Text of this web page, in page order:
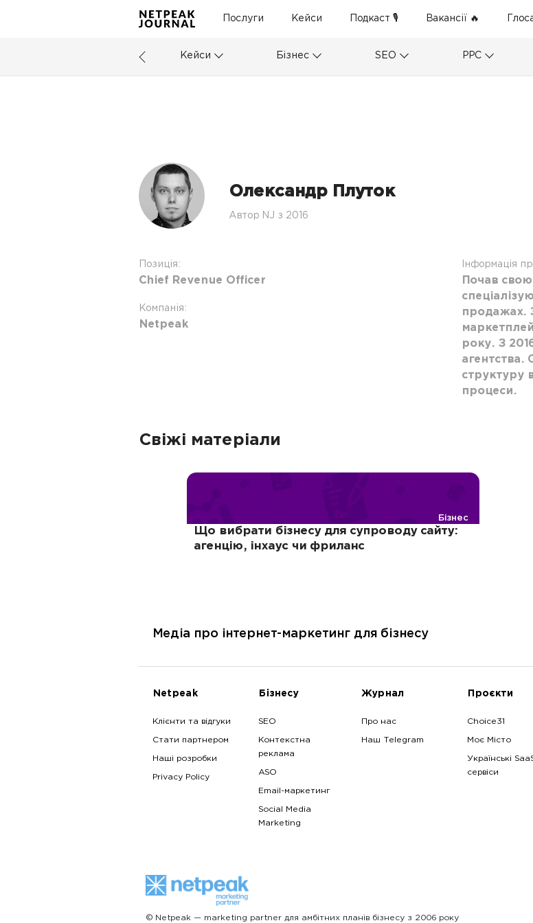
Послуги Кейси Подкаст 🎙 Вакансії 🔥
Кейси Бізнес SEO PPC
Олександр Плуток
Автор NJ з 2016
Позиція:
Chief Revenue Officer
Компанія:
Netpeak
Інформація
Почав свою
продажах.
року. З
структуру
процеси.
Свіжі матеріали
Бізнес
Що вибрати бізнесу для супроводу сайту:
агенцію, інхаус чи фриланс
Медіа про інтернет-маркетинг для бізнесу
Netpeak
Клієнти та відгуки
Стати партнером
Наші розробки
Privacy Policy
Бізнесу
SEO
Контекстна
реклама
ASO
Email-маркетинг
Social Media
Marketing
Журнал
Про нас
Наш Telegram
Проєкти
Choice31
Моє Місто
Українські
сервіси
© Netpeak — marketing partner для амбітних планів бізнесу з 2006 року